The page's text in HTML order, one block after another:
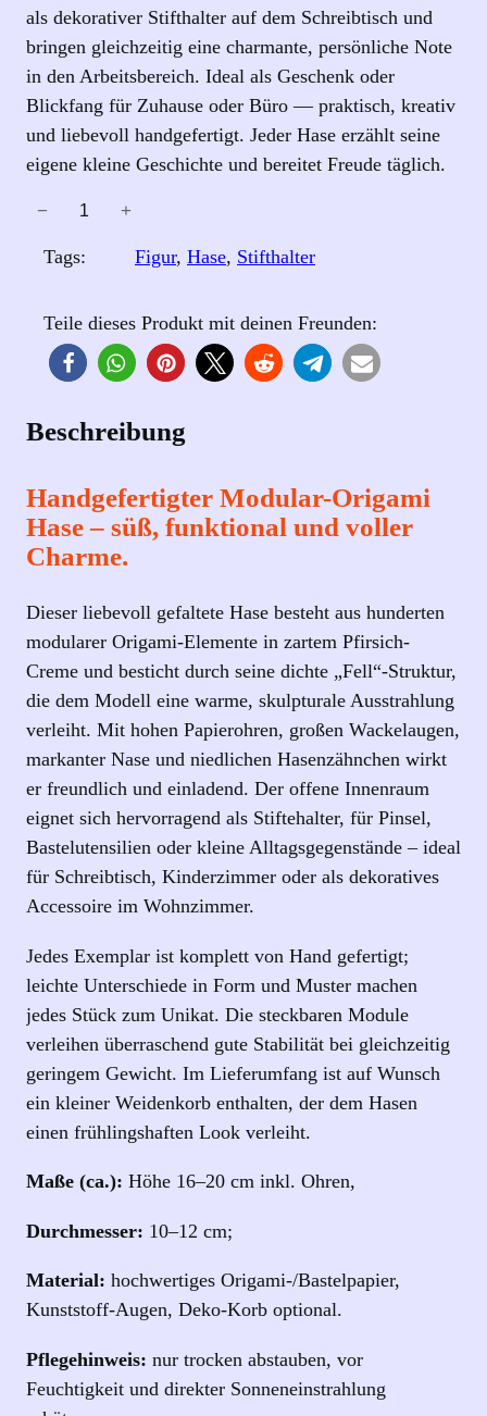
als dekorativer Stifthalter auf dem Schreibtisch und
bringen gleichzeitig eine charmante, persönliche Note
in den Arbeitsbereich. Ideal als Geschenk oder
Blickfang für Zuhause oder Büro — praktisch, kreativ
und liebevoll handgefertigt. Jeder Hase erzählt seine
eigene kleine Geschichte und bereitet Freude täglich.
H
t
e
h
a
s
–
S
t
i
f
t
h
a
l
t
e
r
–
L
e
g
e
− +
Tags: Figur, Hase, Stifthalter
Teile dieses Produkt mit deinen Freunden:
Beschreibung
Handgefertigter Modular-Origami
Hase – süß, funktional und voller
Charme.
Dieser liebevoll gefaltete Hase besteht aus hunderten
modularer Origami-Elemente in zartem Pfirsich-
Creme und besticht durch seine dichte „Fell“-Struktur,
die dem Modell eine warme, skulpturale Ausstrahlung
verleiht. Mit hohen Papierohren, großen Wackelaugen,
markanter Nase und niedlichen Hasenzähnchen wirkt
er freundlich und einladend. Der offene Innenraum
eignet sich hervorragend als Stiftehalter, für Pinsel,
Bastelutensilien oder kleine Alltagsgegenstände – ideal
für Schreibtisch, Kinderzimmer oder als dekoratives
Accessoire im Wohnzimmer.
Jedes Exemplar ist komplett von Hand gefertigt;
leichte Unterschiede in Form und Muster machen
jedes Stück zum Unikat. Die steckbaren Module
verleihen überraschend gute Stabilität bei gleichzeitig
geringem Gewicht. Im Lieferumfang ist auf Wunsch
ein kleiner Weidenkorb enthalten, der dem Hasen
einen frühlingshaften Look verleiht.
Maße (ca.): Höhe 16–20 cm inkl. Ohren,
Durchmesser: 10–12 cm;
Material: hochwertiges Origami-/Bastelpapier,
Kunststoff-Augen, Deko-Korb optional.
Pflegehinweis: nur trocken abstauben, vor
Feuchtigkeit und direkter Sonneneinstrahlung